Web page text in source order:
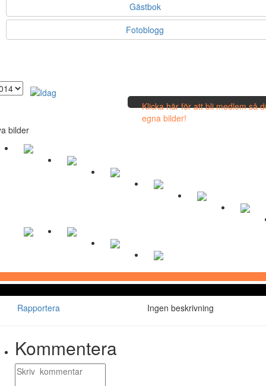
Gästbok
Fotoblogg
Klicka här för att bli medlem så
egna bilder!
bilder
Rapportera Ingen beskrivning
Kommentera